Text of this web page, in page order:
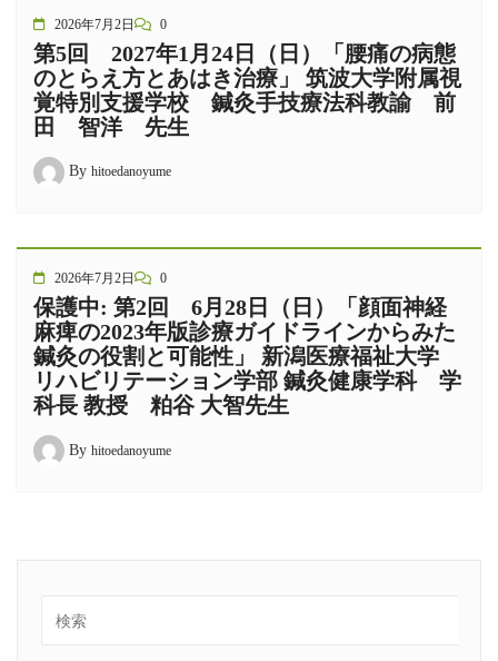
2026年7月2日 0
第5回 2027年1月24日（日）「腰痛の病態
のとらえ方とあはき治療」 筑波大学附属視
覚特別支援学校 鍼灸手技療法科教諭 前
田 智洋 先生
By hitoedanoyume
2026年7月2日 0
保護中: 第2回 6月28日（日）「顔面神経
麻痺の2023年版診療ガイドラインからみた
鍼灸の役割と可能性」 新潟医療福祉大学
リハビリテーション学部 鍼灸健康学科 学
科長 教授 粕谷 大智先生
By hitoedanoyume